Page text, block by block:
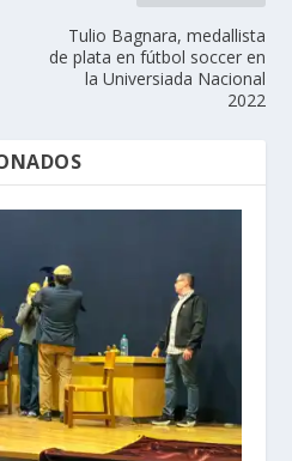
Tulio Bagnara, medallista
de plata en fútbol soccer en
la Universiada Nacional
2022